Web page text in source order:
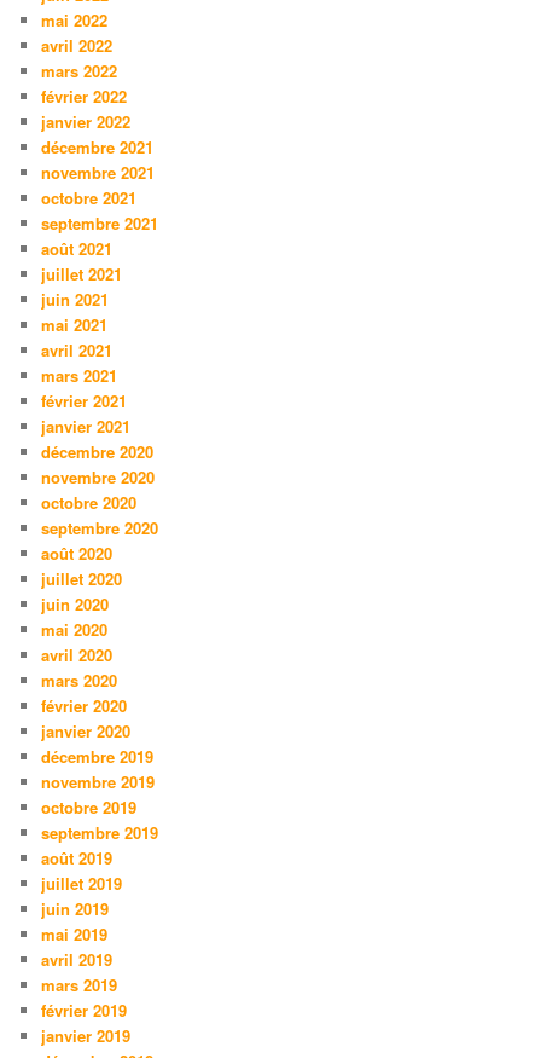
mai 2022
avril 2022
mars 2022
février 2022
janvier 2022
décembre 2021
novembre 2021
octobre 2021
septembre 2021
août 2021
juillet 2021
juin 2021
mai 2021
avril 2021
mars 2021
février 2021
janvier 2021
décembre 2020
novembre 2020
octobre 2020
septembre 2020
août 2020
juillet 2020
juin 2020
mai 2020
avril 2020
mars 2020
février 2020
janvier 2020
décembre 2019
novembre 2019
octobre 2019
septembre 2019
août 2019
juillet 2019
juin 2019
mai 2019
avril 2019
mars 2019
février 2019
janvier 2019